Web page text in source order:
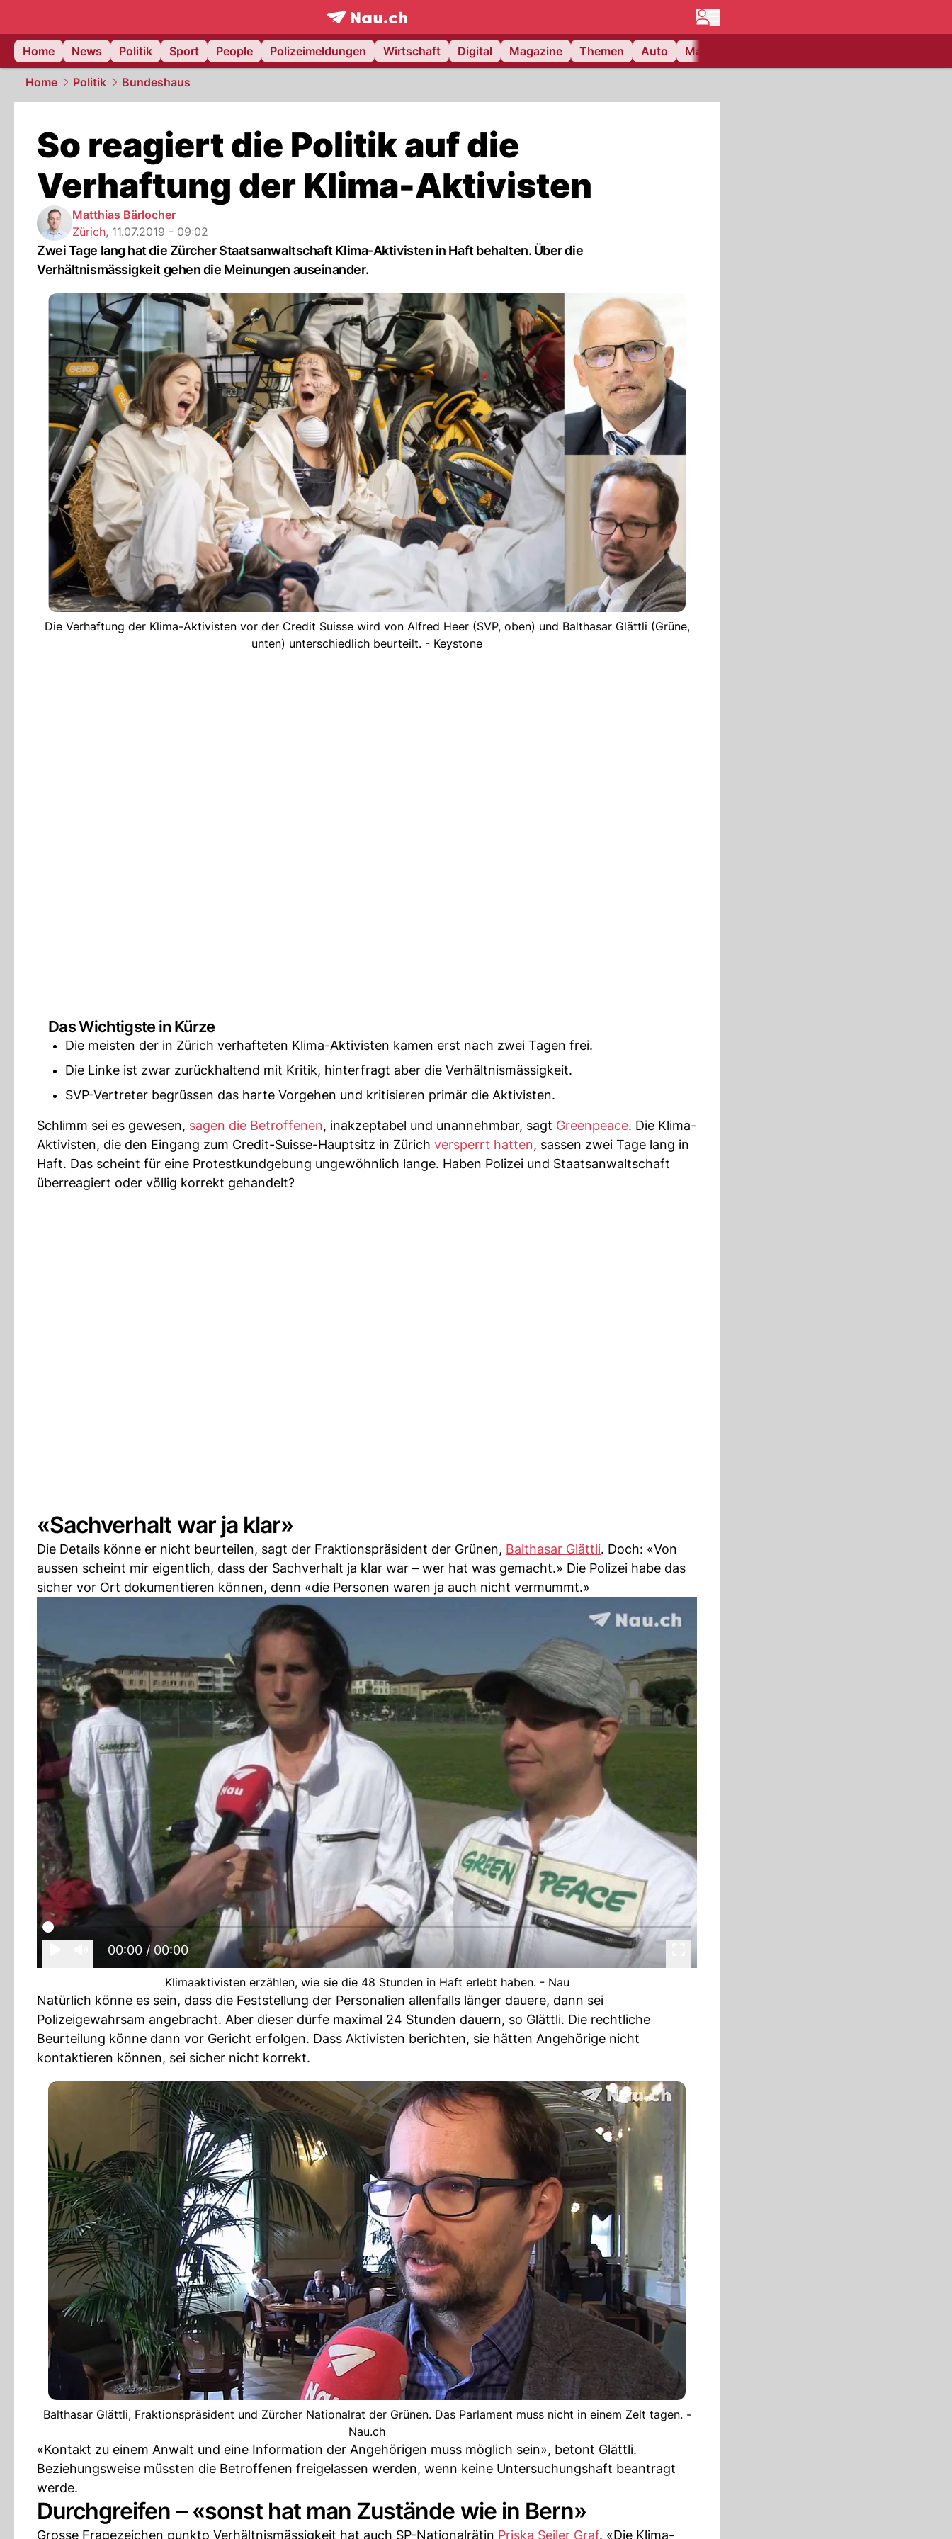
frontpage.NAU.ch
Home
News Politik Sport People Polizeimeldungen Wirtschaft Digital Magazine Themen Auto Matchcenter
Home Politik Bundeshaus
So reagiert die Politik auf die
Verhaftung der Klima-Aktivisten
Matthias Bärlocher
Zürich, 11.07.2019 - 09:02
Zwei Tage lang hat die Zürcher Staatsanwaltschaft Klima-Aktivisten in Haft behalten. Über die
Verhältnismässigkeit gehen die Meinungen auseinander.
Die Verhaftung der Klima-Aktivisten vor der Credit Suisse wird von Alfred Heer (SVP, oben) und Balthasar Glättli (Grüne,
unten) unterschiedlich beurteilt. - Keystone
Das Wichtigste in Kürze
Die meisten der in Zürich verhafteten Klima-Aktivisten kamen erst nach zwei Tagen frei.
Die Linke ist zwar zurückhaltend mit Kritik, hinterfragt aber die Verhältnismässigkeit.
SVP-Vertreter begrüssen das harte Vorgehen und kritisieren primär die Aktivisten.
Schlimm sei es gewesen, sagen die Betroffenen, inakzeptabel und unannehmbar, sagt Greenpeace. Die Klima-
Aktivisten, die den Eingang zum Credit-Suisse-Hauptsitz in Zürich versperrt hatten, sassen zwei Tage lang in
Haft. Das scheint für eine Protestkundgebung ungewöhnlich lange. Haben Polizei und Staatsanwaltschaft
überreagiert oder völlig korrekt gehandelt?
«Sachverhalt war ja klar»
Die Details könne er nicht beurteilen, sagt der Fraktionspräsident der Grünen, Balthasar Glättli. Doch: «Von
aussen scheint mir eigentlich, dass der Sachverhalt ja klar war – wer hat was gemacht.» Die Polizei habe das
sicher vor Ort dokumentieren können, denn «die Personen waren ja auch nicht vermummt.»
00:00 / 00:00
Klimaaktivisten erzählen, wie sie die 48 Stunden in Haft erlebt haben. - Nau
Natürlich könne es sein, dass die Feststellung der Personalien allenfalls länger dauere, dann sei
Polizeigewahrsam angebracht. Aber dieser dürfe maximal 24 Stunden dauern, so Glättli. Die rechtliche
Beurteilung könne dann vor Gericht erfolgen. Dass Aktivisten berichten, sie hätten Angehörige nicht
kontaktieren können, sei sicher nicht korrekt.
Balthasar Glättli, Fraktionspräsident und Zürcher Nationalrat der Grünen. Das Parlament muss nicht in einem Zelt tagen. -
Nau.ch
«Kontakt zu einem Anwalt und eine Information der Angehörigen muss möglich sein», betont Glättli.
Beziehungsweise müssten die Betroffenen freigelassen werden, wenn keine Untersuchungshaft beantragt
werde.
Durchgreifen – «sonst hat man Zustände wie in Bern»
Grosse Fragezeichen punkto Verhältnismässigkeit hat auch SP-Nationalrätin Priska Seiler Graf. «Die Klima-